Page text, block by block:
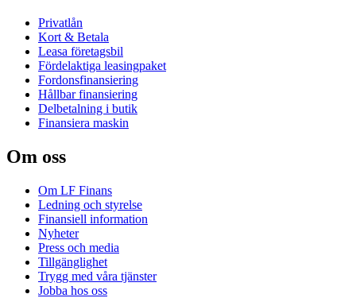
Privatlån
Kort & Betala
Leasa företagsbil
Fördelaktiga leasingpaket
Fordonsfinansiering
Hållbar finansiering
Delbetalning i butik
Finansiera maskin
Om oss
Om LF Finans
Ledning och styrelse
Finansiell information
Nyheter
Press och media
Tillgänglighet
Trygg med våra tjänster
Jobba hos oss